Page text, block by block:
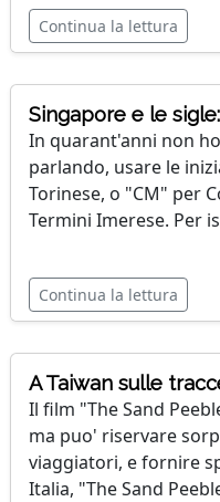
Continua la lettura
Singapore e le
In quarant'anni non
parlando, usare le
Torinese, o "CM" per
Termini Imerese. Per
Continua la lettura
A Taiwan sulle
Il film "The Sand
ma puo' riservare
viaggiatori, e fornire
Italia, "The Sand